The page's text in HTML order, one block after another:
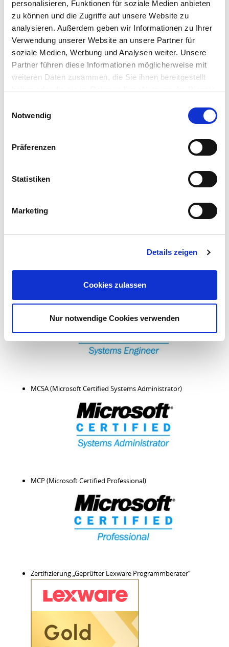
personalisieren, Funktionen für soziale Medien anbieten
zu können und die Zugriffe auf unsere Website zu
analysieren. Außerdem geben wir Informationen zu Ihrer
Verwendung unserer Website an unsere Partner für
soziale Medien, Werbung und Analysen weiter. Unsere
Partner führen diese Informationen möglicherweise mit
weiteren Daten zusammen, die Sie ihnen bereitgestellt
Notwendig
Präferenzen
Statistiken
Marketing
Details zeigen
Cookies zulassen
Nur notwendige Cookies verwenden
Harry Birnstiel hat am 22.10.2018 bei der Innung
für Elektro- und Informationstechnik München
Niederspannungsnetz absolviert.
(Scan des Zertifikats von Harry Birnstiel)
Nachfolgend ein paar Beispiele der
Zertifikate von Birnstiel EDV &
Kommunikation:
MCSA (Microsoft Certified Systems Administrator)
MCP (Microsoft Certified Professional)
Zertifizierung „Geprüfter Lexware Programmberater“